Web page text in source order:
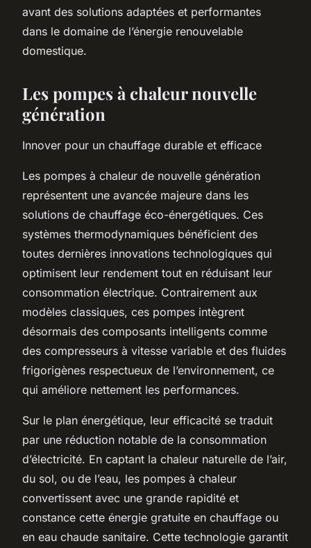
avant des solutions adaptées et performantes
dans le domaine de l’énergie renouvelable
domestique.
Les pompes à chaleur nouvelle
génération
Innover pour un chauffage durable et efficace
Les pompes à chaleur de nouvelle génération
représentent une avancée majeure dans les
solutions de chauffage éco-énergétiques. Ces
systèmes thermodynamiques bénéficient des
toutes dernières innovations technologiques qui
optimisent leur rendement tout en réduisant leur
consommation électrique. Contrairement aux
modèles classiques, ces pompes intègrent
désormais des composants intelligents comme
des compresseurs à vitesse variable et des fluides
frigorigènes respectueux de l’environnement, ce
qui améliore nettement les performances.
Sur le plan énergétique, leur efficacité se traduit
par une réduction notable de la consommation
d’électricité. En captant la chaleur naturelle de l’air,
du sol, ou de l’eau, les pompes à chaleur
convertissent avec une grande rapidité et
constance cette énergie gratuite en chauffage ou
en eau chaude sanitaire. Cette technologie garantit